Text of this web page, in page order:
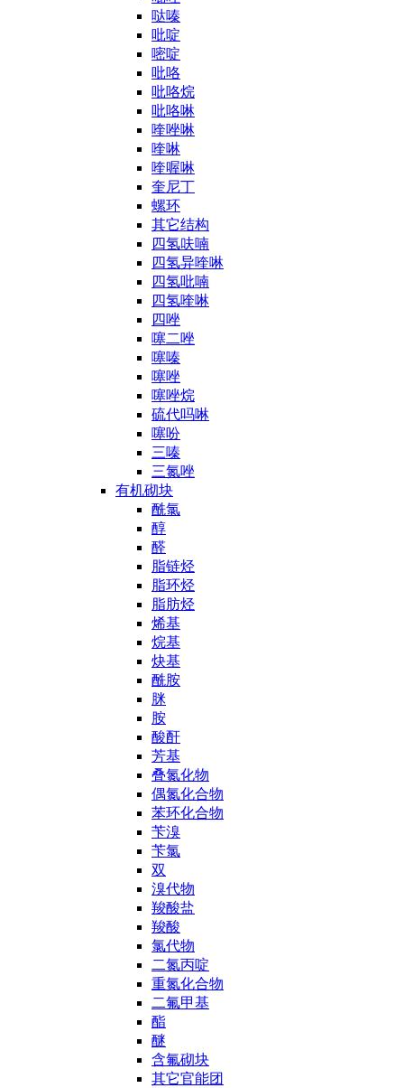
哒嗪
吡啶
嘧啶
吡咯
吡咯烷
吡咯啉
喹唑啉
喹啉
喹喔啉
奎尼丁
螺环
其它结构
四氢呋喃
四氢异喹啉
四氢吡喃
四氢喹啉
四唑
噻二唑
噻嗪
噻唑
噻唑烷
硫代吗啉
噻吩
三嗪
三氮唑
有机砌块
酰氯
醇
醛
脂链烃
脂环烃
脂肪烃
烯基
烷基
炔基
酰胺
脒
胺
酸酐
芳基
叠氮化物
偶氮化合物
苯环化合物
苄溴
苄氯
双
溴代物
羧酸盐
羧酸
氯代物
二氮丙啶
重氮化合物
二氟甲基
酯
醚
含氟砌块
其它官能团